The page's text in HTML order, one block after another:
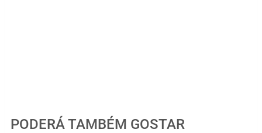
PODERÁ TAMBÉM GOSTAR